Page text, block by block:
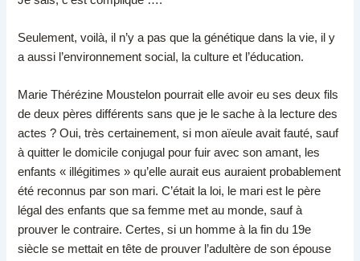
Seulement, voilà, il n’y a pas que la génétique dans la vie, il y
a aussi l’environnement social, la culture et l’éducation.
Marie Thérézine Moustelon pourrait elle avoir eu ses deux fils
de deux pères différents sans que je le sache à la lecture des
actes ? Oui, très certainement, si mon aïeule avait fauté, sauf
à quitter le domicile conjugal pour fuir avec son amant, les
enfants « illégitimes » qu’elle aurait eus auraient probablement
été reconnus par son mari. C’était la loi, le mari est le père
légal des enfants que sa femme met au monde, sauf à
prouver le contraire. Certes, si un homme à la fin du 19e
siècle se mettait en tête de prouver l’adultère de son épouse